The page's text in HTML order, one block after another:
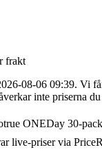
frakt
08-06 09:39. Vi
inte priserna du
ONEDay 30-
live-priser via